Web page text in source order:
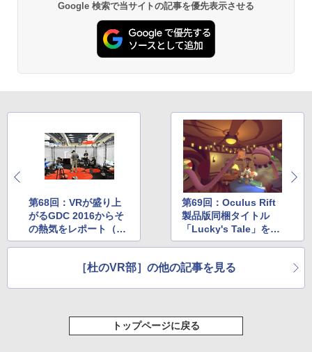
Google 検索で当サイトの記事を優先表示させる
第68回：VRが盛り上
がるGDC 2016からそ
の熱気をレポート（後
編）
第69回：Oculus Rift
製品版同梱タイトル
「Lucky's Tale」を早
速プレイ
［杜のVR部］の他の記事を見る
トップページに戻る